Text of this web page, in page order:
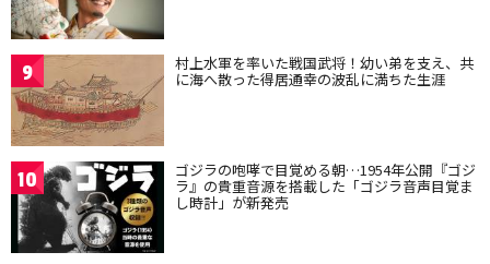
9 村上水軍を率いた戦国武将！幼い弟を支え、共
に海へ散った得居通幸の波乱に満ちた生涯
10 ゴジラの咆哮で目覚める朝…1954年公開『ゴジ
ラ』の貴重音源を搭載した「ゴジラ音声目覚ま
し時計」が新発売